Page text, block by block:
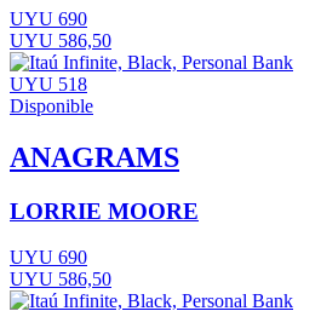
UYU 690
UYU 586,50
UYU 518
Disponible
ANAGRAMS
LORRIE MOORE
UYU 690
UYU 586,50